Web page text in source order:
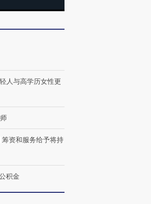
台
飞地休达
】寻找100种
活方式·第三对
【商旅对话】华住集团
CFO：不靠规模取胜，华
住三大增长引擎是什么？
人与高学历女性更
资和服务给予将持
积金